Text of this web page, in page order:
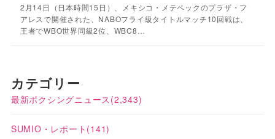
2月14日（日本時間15日）、メキシコ・メテペックのプラザ・フ
アレスで開催された、NABOフライ級タイトルマッチ10回戦は、
王者でWBO世界同級2位、WBC8…
カテゴリー
最新ボクシングニュース (2,343)
SUMIO・レポート (141)